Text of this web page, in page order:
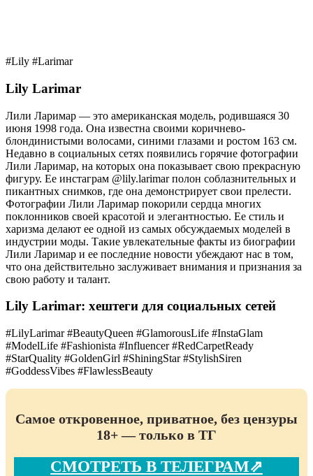
#Lily #Larimar
Lily Larimar
Лили Ларимар — это американская модель, родившаяся 30
июня 1998 года. Она известна своими коричнево-
блондинистыми волосами, синими глазами и ростом 163 см.
Недавно в социальных сетях появились горячие фотографии
Лили Ларимар, на которых она показывает свою прекрасную
фигуру. Ее инстаграм @lily.larimar полон соблазнительных и
пикантных снимков, где она демонстрирует свои прелести.
Фотографии Лили Ларимар покорили сердца многих
поклонников своей красотой и элегантностью. Ее стиль и
харизма делают ее одной из самых обсуждаемых моделей в
индустрии моды. Такие увлекательные факты из биографии
Лили Ларимар и ее последние новости убеждают нас в том,
что она действительно заслуживает внимания и признания за
свою работу и талант.
Lily Larimar: хештеги для социальных сетей
#LilyLarimar #BeautyQueen #GlamorousLife #InstaGlam
#ModelLife #Fashionista #Influencer #RedCarpetReady
#StarQuality #GoldenGirl #ShiningStar #StylishSiren
#GoddessVibes #FlawlessBeauty
Самое откровенное, приватное, без цензуры
18+ — только в ТГ
СМОТРЕТЬ В ТЕЛЕГРАМ⇗